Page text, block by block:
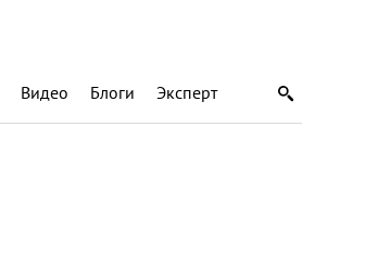
Видео Блоги Эксперт